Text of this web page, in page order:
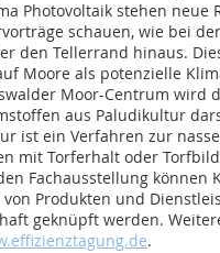
Photovoltaik stehen neue
schauen, wie bei
den Tellerrand hinaus.
Moore als potenzielle
Moor-Centrum wird
aus Paludikultur
ist ein Verfahren zur
mit Torferhalt oder
Fachausstellung können
Produkten und
geknüpft werden.
.